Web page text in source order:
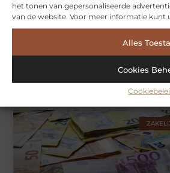
het tonen van gepersonaliseerde
van de website. Voor meer informatie kunt
Alles
Cookies
Hoe je jouw woning in Amsterdam